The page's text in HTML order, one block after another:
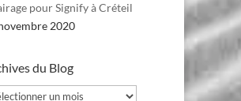
pour Signify à Créteil
2020
du Blog